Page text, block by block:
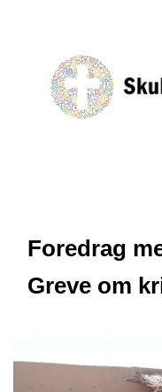
Foredrag
Greve om